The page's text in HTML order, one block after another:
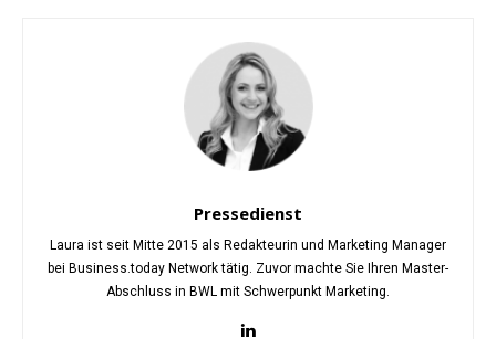
Pressedienst
Laura ist seit Mitte 2015 als Redakteurin und Marketing Manager
bei Business.today Network tätig. Zuvor machte Sie Ihren Master-
Abschluss in BWL mit Schwerpunkt Marketing.